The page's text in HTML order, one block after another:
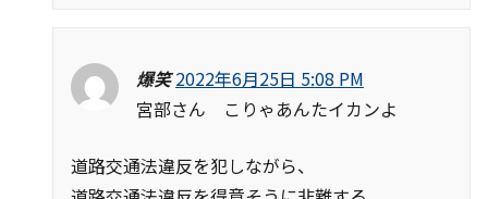
爆笑 2022年6月25日 5:08 PM
宮部さん こりゃあんたイカンよ
道路交通法違反を犯しながら、